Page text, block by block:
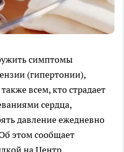
симптомы
(гипертонии),
всем, кто страдает
сердца,
давление ежедневно
этом сообщает
на Центр